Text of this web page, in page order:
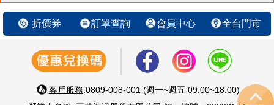
折價券 訂單查詢 會員中心 全台門市
客戶服務:0809-008-001 (週一~週五 09:00~18:00)